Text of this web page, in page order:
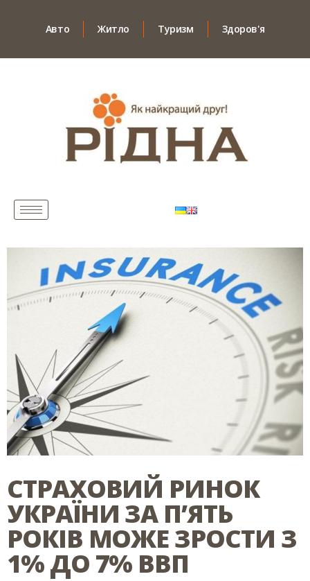
Авто Житло Туризм Здоров'я
СТРАХОВИЙ РИНОК
УКРАЇНИ ЗА П’ЯТЬ
РОКІВ МОЖЕ ЗРОСТИ З
1% ДО 7% ВВП